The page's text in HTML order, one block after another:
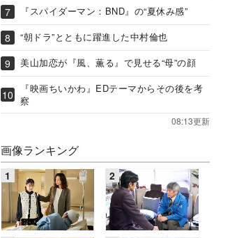
『スパイダーマン：BND』の“夏休み感”
“朝ドラ”とともに躍進した中村倫也
美山加恋が『風、薫る』で見せる“母”の顔
『映画ちいかわ』EDテーマからその後を考
察
08:13更新
画像ランキング